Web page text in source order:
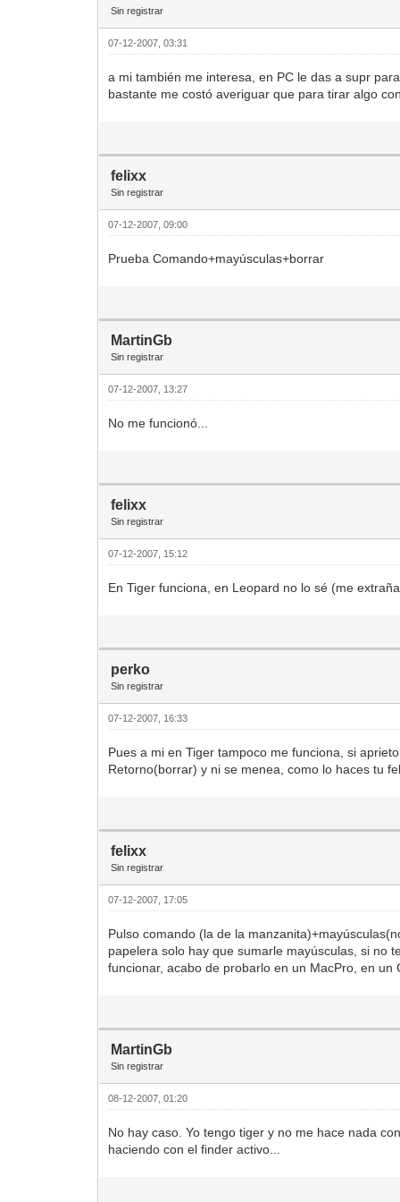
Sin registrar
07-12-2007, 03:31
a mi también me interesa, en PC le das a supr
bastante me costó averiguar que para tirar algo
felixx
Sin registrar
07-12-2007, 09:00
Prueba Comando+mayúsculas+borrar
MartinGb
Sin registrar
07-12-2007, 13:27
No me funcionó...
felixx
Sin registrar
07-12-2007, 15:12
En Tiger funciona, en Leopard no lo sé (me
perko
Sin registrar
07-12-2007, 16:33
Pues a mi en Tiger tampoco me funciona, si
Retorno(borrar) y ni se menea, como lo haces tu
felixx
Sin registrar
07-12-2007, 17:05
Pulso comando (la de la
papelera solo hay que sumarle mayúsculas, si no
funcionar, acabo de probarlo en un MacPro, en
MartinGb
Sin registrar
08-12-2007, 01:20
No hay caso. Yo tengo tiger y no me hace nada
haciendo con el finder activo...